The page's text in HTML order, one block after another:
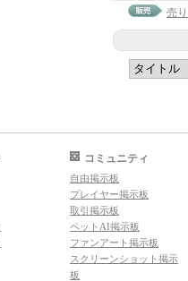
売
コミュニティ
自由掲示板
プレイヤー掲示板
取引掲示板
ペットAI掲示板
ファンアート掲示板
スクリーンショット掲示
板